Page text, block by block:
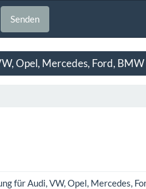
Senden
Opel, Mercedes, Ford, BMW
für Audi, VW, Opel, Mercedes,